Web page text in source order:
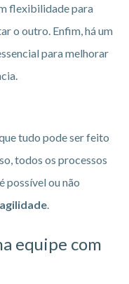
flexibilidade para
o outro. Enfim, há um
para melhorar
tudo pode ser feito
todos os processos
possível ou não
.
equipe com